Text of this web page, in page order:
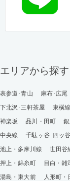
エリアから探す
表参道･青山 麻布･広尾
下北沢･三軒茶屋
東横
神楽坂
品川・田町
中央線
千駄ヶ谷･四ッ谷
池上・多摩川線
世田谷
押上・錦糸町
目白・雑
湯島・東大前
人形町・